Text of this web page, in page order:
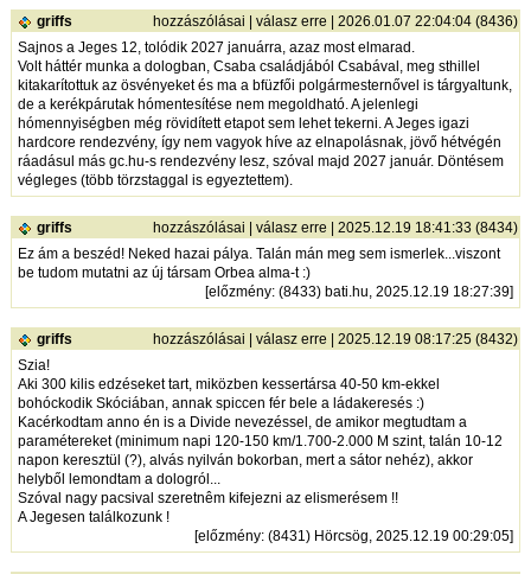
griffs hozzászólásai |válasz erre | 2026.01.07 22:04:04 (8436)
Sajnos a Jeges 12, tolódik 2027 januárra, azaz most elmarad.
Volt háttér munka a dologban, Csaba családjából Csabával, meg sthillel
kitakarítottuk az ösvényeket és ma a bfüzfői polgármesternővel is tárgyaltunk,
de a kerékpárutak hómentesítése nem megoldható. A jelenlegi
hómennyiségben még rövidített etapot sem lehet tekerni. A Jeges igazi
hardcore rendezvény, így nem vagyok híve az elnapolásnak, jövő hétvégén
ráadásul más gc.hu-s rendezvény lesz, szóval majd 2027 január. Döntésem
végleges (több törzstaggal is egyeztettem).
griffs hozzászólásai |válasz erre | 2025.12.19 18:41:33 (8434)
Ez ám a beszéd! Neked hazai pálya. Talán mán meg sem ismerlek...viszont
be tudom mutatni az új társam Orbea alma-t :)
[előzmény: (8433) bati.hu, 2025.12.19 18:27:39]
griffs hozzászólásai |válasz erre | 2025.12.19 08:17:25 (8432)
Szia!
Aki 300 kilis edzéseket tart, miközben kessertársa 40-50 km-ekkel
bohóckodik Skóciában, annak spiccen fér bele a ládakeresés :)
Kacérkodtam anno én is a Divide nevezéssel, de amikor megtudtam a
paramétereket (minimum napi 120-150 km/1.700-2.000 M szint, talán 10-12
napon keresztül (?), alvás nyilván bokorban, mert a sátor nehéz), akkor
helyből lemondtam a dologról...
Szóval nagy pacsival szeretnêm kifejezni az elismerésem !!
A Jegesen találkozunk !
[előzmény: (8431) Hörcsög, 2025.12.19 00:29:05]